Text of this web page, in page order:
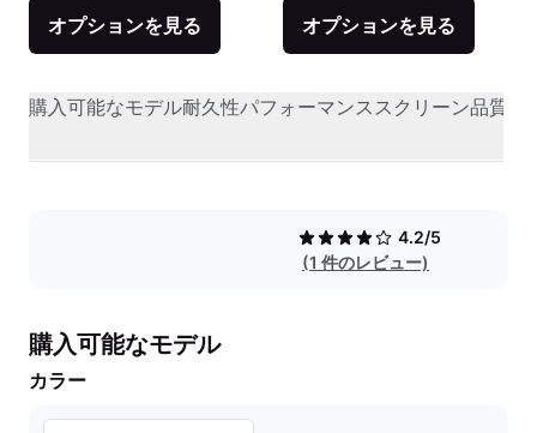
オプションを見る オプションを見る
購入可能なモデル耐久性パフォーマンススクリーン品質
4.2/5
(1 件のレビュー)
購入可能なモデル
カラー